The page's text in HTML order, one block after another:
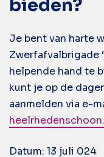
bieden?
Je bent van harte
Zwerfafvalbrigade
helpende hand te
kunt je op de
aanmelden via e-
Datum: 13 juli 024